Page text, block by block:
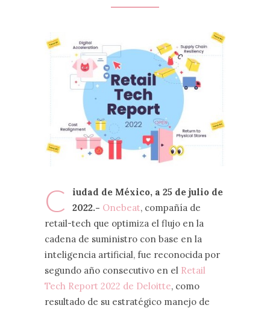
C
iudad de México, a 25 de julio de
2022.- Onebeat, compañía de
retail-tech que optimiza el flujo en la
cadena de suministro con base en la
inteligencia artificial, fue reconocida por
segundo año consecutivo en el Retail
Tech Report 2022 de Deloitte, como
resultado de su estratégico manejo de